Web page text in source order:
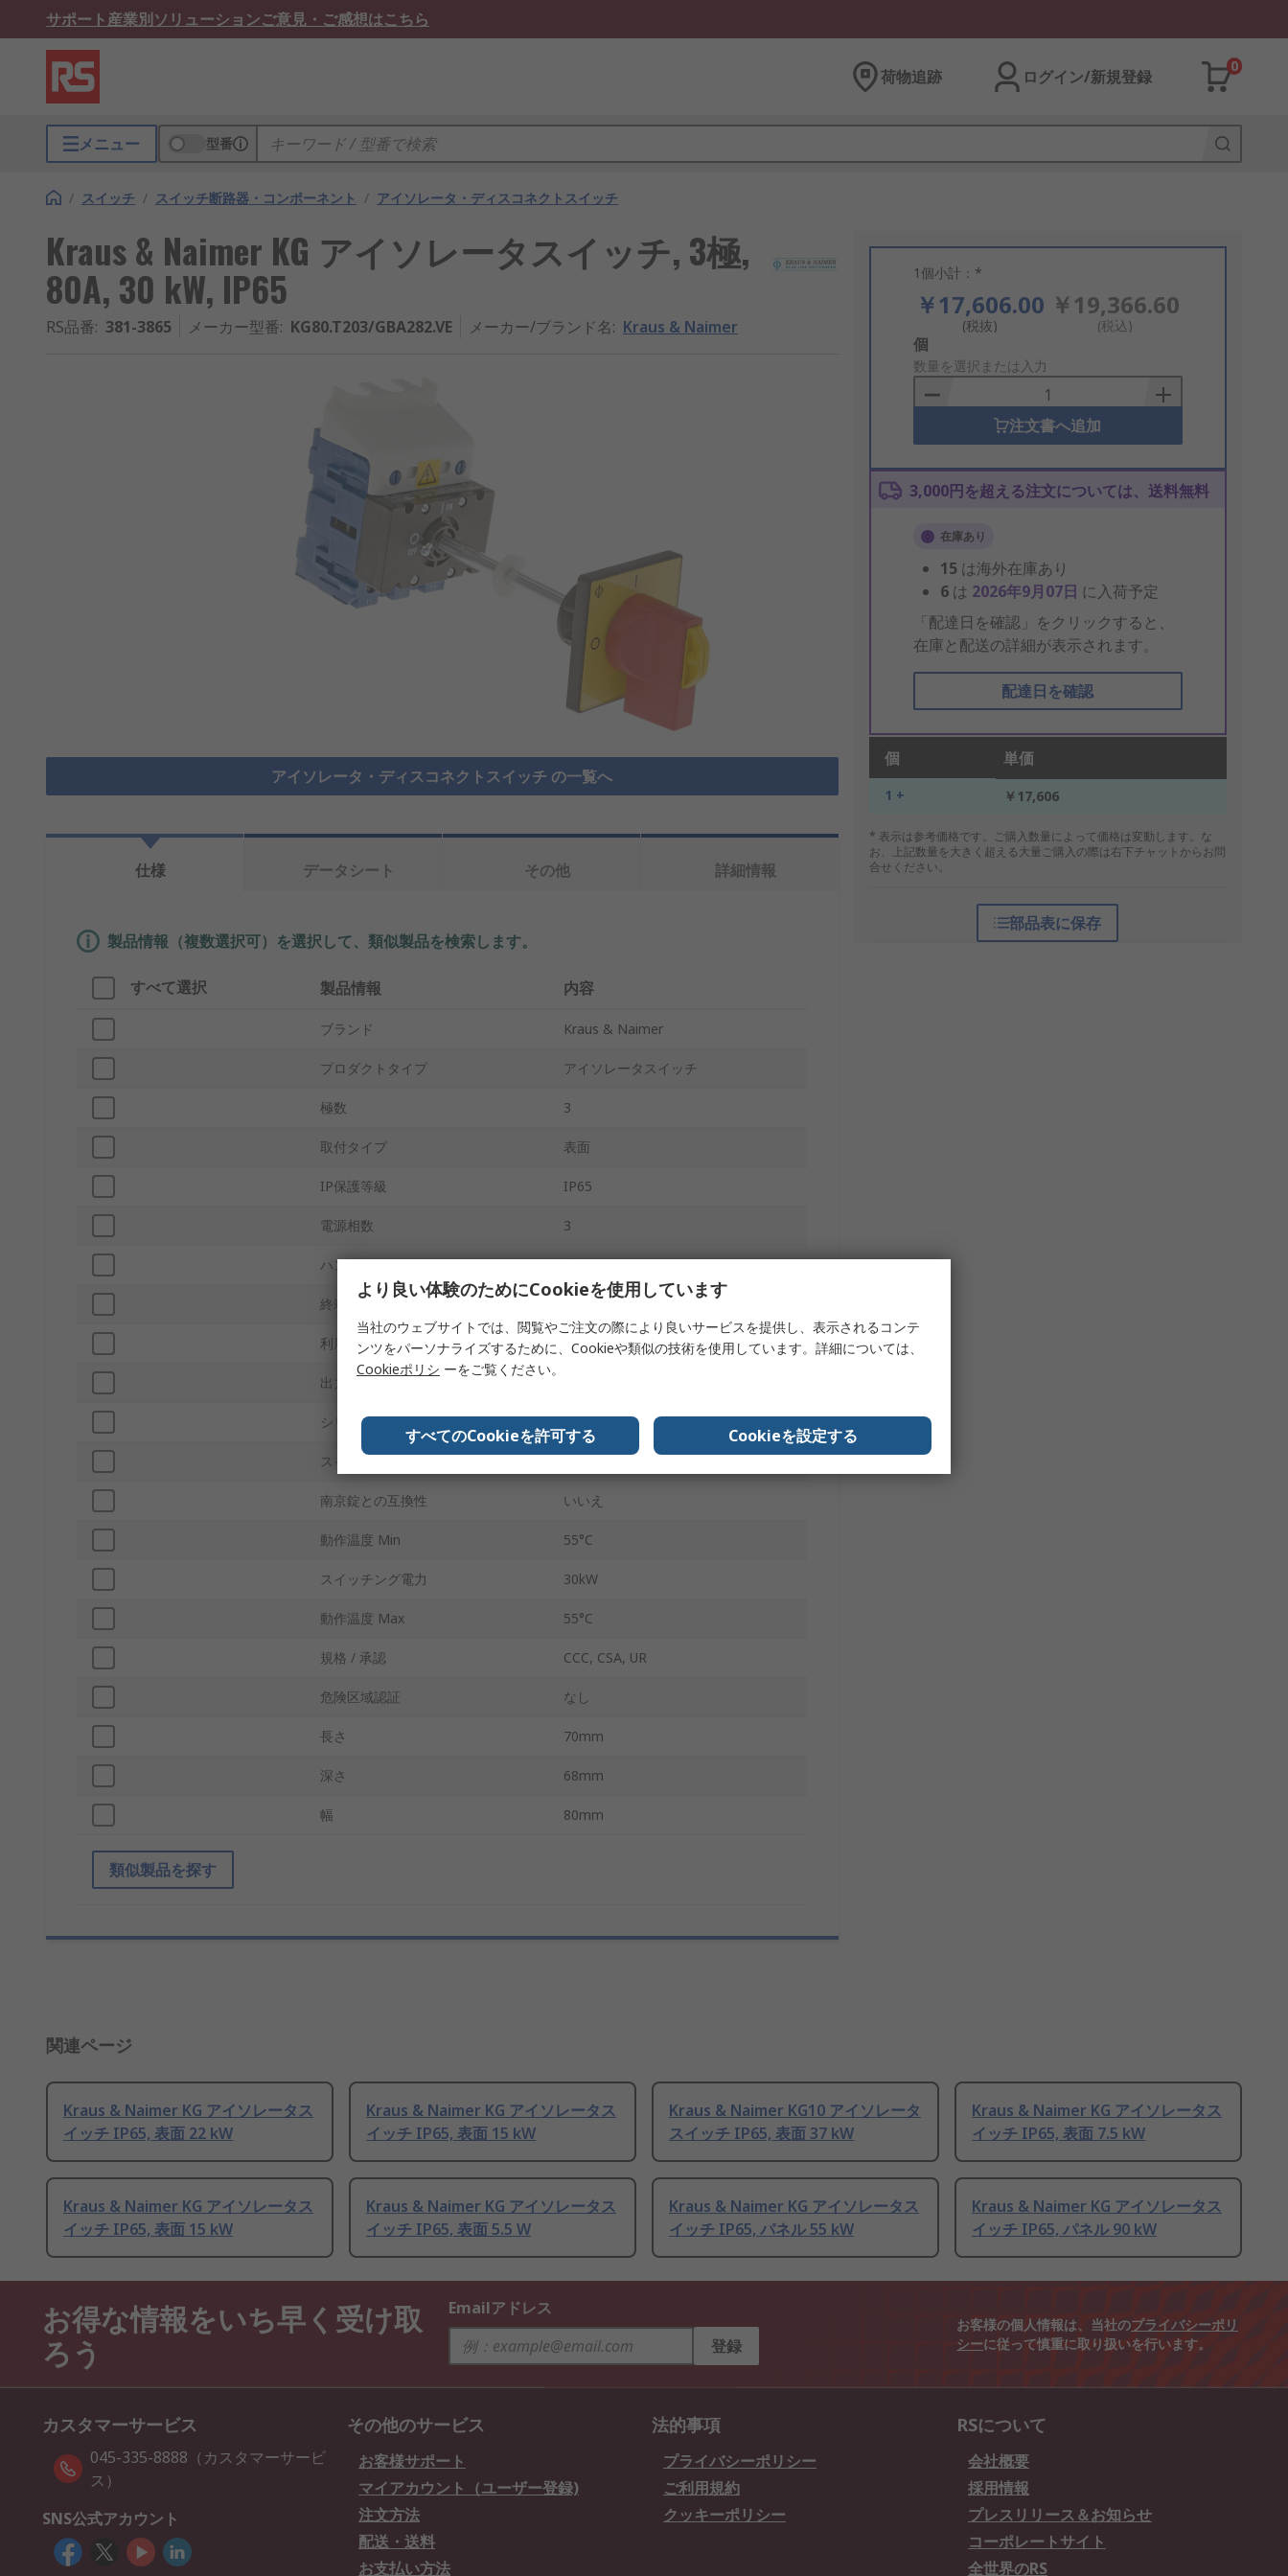
サポート産業別ソリューションご意見・ご感想はこちら
荷物追跡 ログイン/新規登録
0
メニュー 型番
/ スイッチ / スイッチ断路器・コンポーネント / アイソレータ・ディスコネクトスイッチ
Kraus & Naimer KG アイソレータスイッチ, 3極,
80A, 30 kW, IP65
RS品番: 381-3865 メーカー型番: KG80.T203/GBA282.VE メーカー/ブランド名: Kraus & Naimer
アイソレータ・ディスコネクトスイッチ の一覧へ
1個小計：*
￥17,606.00
(税抜)
￥19,366.60
(税込)
Add
to
Basket
個
数量を選択または入力
注文書へ追加
3,000円を超える注文については、送料無料
在庫あり
15 は海外在庫あり
6 は 2026年9月07日 に入荷予定
「配達日を確認」をクリックすると、
在庫と配送の詳細が表示されます。
配達日を確認
個 単価
1 + ￥17,606
* 表示は参考価格です。ご購入数量によって価格は変動します。な
お、上記数量を大きく超える大量ご購入の際は右下チャットからお問
合せください。
部品表に保存
仕様 データシート その他 詳細情報
製品情報（複数選択可）を選択して、類似製品を検索します。
すべて選択 製品情報 内容
ブランド Kraus & Naimer
プロダクトタイプ アイソレータスイッチ
極数 3
取付タイプ 表面
IP保護等級 IP65
電源相数 3
ハンドルの色 赤
終端処理 ワイヤ
利用可能な補助接点 はい
出力開閉電流
シリーズ KG
スイッチングAC電圧
南京錠との互換性 いいえ
動作温度 Min 55°C
スイッチング電力 30kW
動作温度 Max 55°C
規格 / 承認 CCC, CSA, UR
危険区域認証 なし
長さ 70mm
深さ 68mm
幅 80mm
類似製品を探す
関連ページ
Kraus & Naimer KG アイソレータス
イッチ IP65, 表面 22 kW
Kraus & Naimer KG アイソレータス
イッチ IP65, 表面 15 kW
Kraus & Naimer KG10 アイソレータ
スイッチ IP65, 表面 37 kW
Kraus & Naimer KG アイソレータス
イッチ IP65, 表面 7.5 kW
Kraus & Naimer KG アイソレータス
イッチ IP65, 表面 15 kW
Kraus & Naimer KG アイソレータス
イッチ IP65, 表面 5.5 W
Kraus & Naimer KG アイソレータス
イッチ IP65, パネル 55 kW
Kraus & Naimer KG アイソレータス
イッチ IP65, パネル 90 kW
お得な情報をいち早く受け取
ろう
Emailアドレス
登録
お客様の個人情報は、当社のプライバシーポリ
シーに従って慎重に取り扱いを行います。
カスタマーサービス
045-335-8888（カスタマーサービ
ス）
SNS公式アカウント
その他のサービス
お客様サポート
マイアカウント（ユーザー登録)
注文方法
配送・送料
お支払い方法
法的事項
プライバシーポリシー
ご利用規約
クッキーポリシー
RSについて
会社概要
採用情報
プレスリリース＆お知らせ
コーポレートサイト
全世界のRS
より良い体験のためにCookieを使用しています
当社のウェブサイトでは、閲覧やご注文の際により良いサービスを提供し、表示されるコンテ
ンツをパーソナライズするために、Cookieや類似の技術を使用しています。詳細については、
Cookieポリシ ーをご覧ください。
すべてのCookieを許可する Cookieを設定する